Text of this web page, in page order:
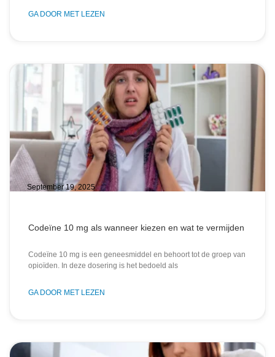
GA DOOR MET LEZEN
Codeïne 10 mg als wanneer kiezen en wat te vermijden
Codeïne 10 mg is een geneesmiddel en behoort tot de groep van
opioïden. In deze dosering is het bedoeld als
GA DOOR MET LEZEN
September 19, 2025